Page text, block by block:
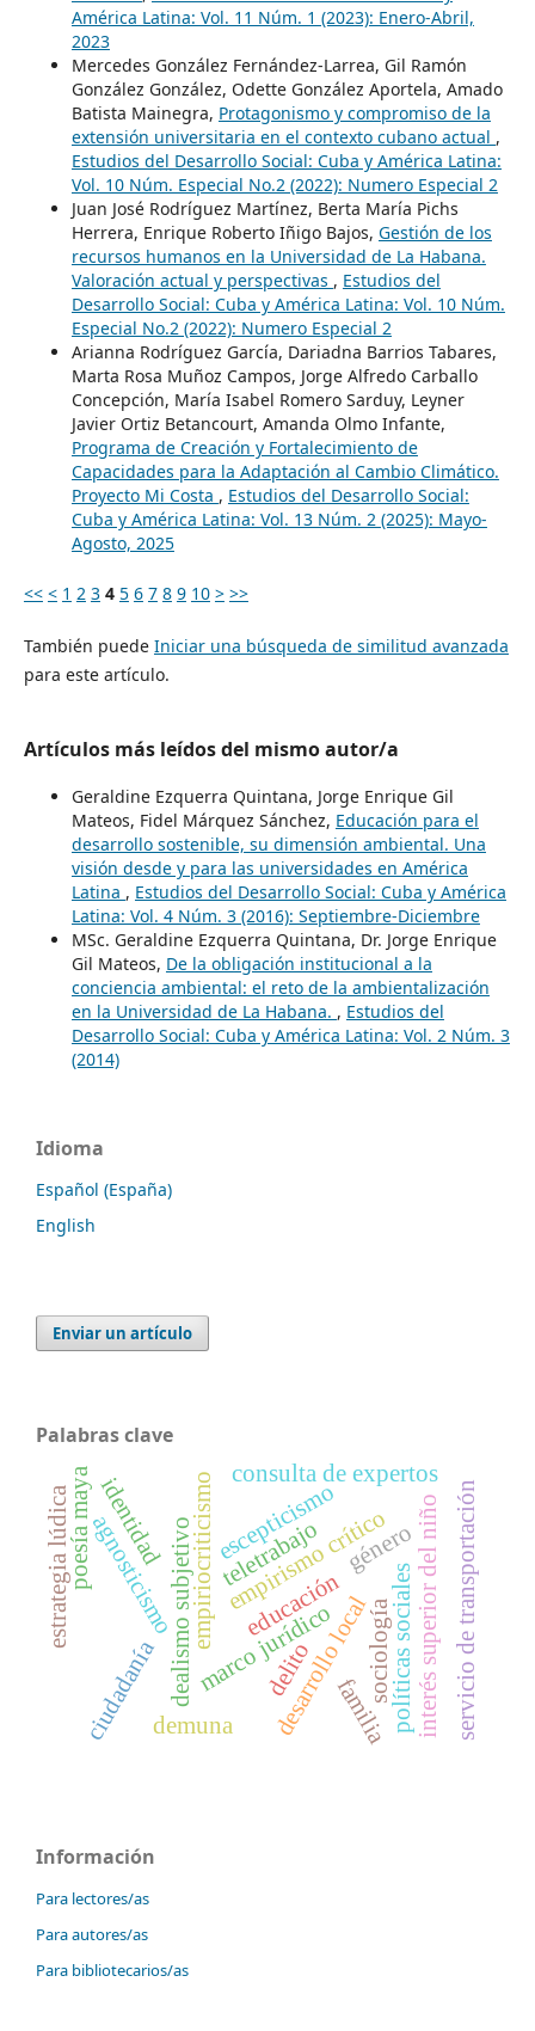
América Latina: Vol. 11 Núm. 1 (2023): Enero-Abril,
2023
Mercedes González Fernández-Larrea, Gil Ramón
González González, Odette González Aportela, Amado
Batista Mainegra, Protagonismo y compromiso de la
extensión universitaria en el contexto cubano actual ,
Estudios del Desarrollo Social: Cuba y América Latina:
Vol. 10 Núm. Especial No.2 (2022): Numero Especial 2
Juan José Rodríguez Martínez, Berta María Pichs
Herrera, Enrique Roberto Iñigo Bajos, Gestión de los
recursos humanos en la Universidad de La Habana.
Valoración actual y perspectivas , Estudios del
Desarrollo Social: Cuba y América Latina: Vol. 10 Núm.
Especial No.2 (2022): Numero Especial 2
Arianna Rodríguez García, Dariadna Barrios Tabares,
Marta Rosa Muñoz Campos, Jorge Alfredo Carballo
Concepción, María Isabel Romero Sarduy, Leyner
Javier Ortiz Betancourt, Amanda Olmo Infante,
Programa de Creación y Fortalecimiento de
Capacidades para la Adaptación al Cambio Climático.
Proyecto Mi Costa , Estudios del Desarrollo Social:
Cuba y América Latina: Vol. 13 Núm. 2 (2025): Mayo-
Agosto, 2025
<< < 1 2 3 4 5 6 7 8 9 10 > >>
También puede Iniciar una búsqueda de similitud avanzada
para este artículo.
Artículos más leídos del mismo autor/a
Geraldine Ezquerra Quintana, Jorge Enrique Gil
Mateos, Fidel Márquez Sánchez, Educación para el
desarrollo sostenible, su dimensión ambiental. Una
visión desde y para las universidades en América
Latina , Estudios del Desarrollo Social: Cuba y América
Latina: Vol. 4 Núm. 3 (2016): Septiembre-Diciembre
MSc. Geraldine Ezquerra Quintana, Dr. Jorge Enrique
Gil Mateos, De la obligación institucional a la
conciencia ambiental: el reto de la ambientalización
en la Universidad de La Habana. , Estudios del
Desarrollo Social: Cuba y América Latina: Vol. 2 Núm. 3
(2014)
Idioma
Español (España)
English
Enviar un artículo
Palabras clave
empiriocriticismoempirismo crítico
dealismo subjetivo escepticismo
agnosticismo
marco jurídico
teletrabajo
desarrollo localsociologíapolíticas sociales
consulta de expertos
educación
familia
ciudadanía servicio de transportación
poesía mayaidentidad género
demuna interés superior del niño
estrategia lúdica
delito
Información
Para lectores/as
Para autores/as
Para bibliotecarios/as